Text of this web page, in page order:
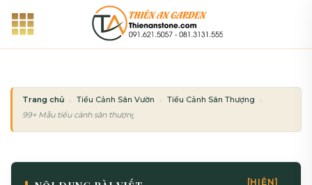
qua
Trang chủ Tiểu Cảnh Sân Vườn
Tiểu Cảnh Sân Thượng
99+ Mẫu tiểu cảnh sân thượng đẹp và hiện đại nhất xu hướng 2026
[HIỆN]